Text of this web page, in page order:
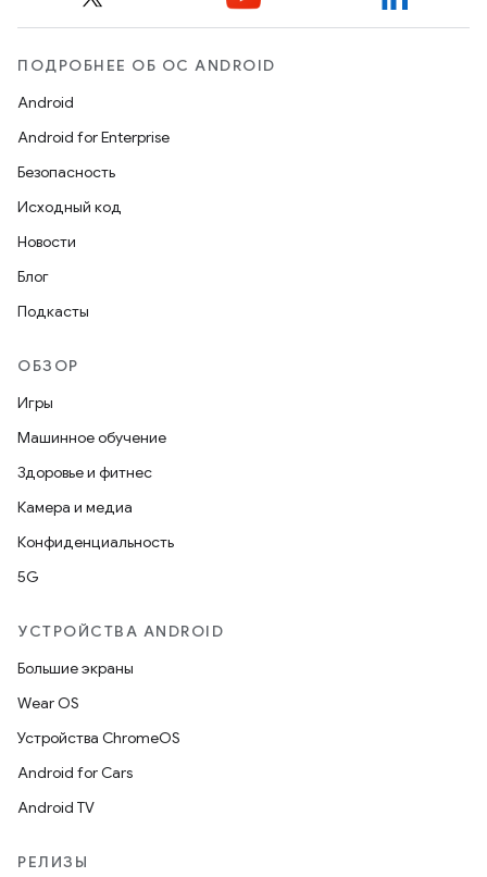
ПОДРОБНЕЕ ОБ ОС ANDROID
Android
Android for Enterprise
Безопасность
Исходный код
Новости
Блог
Подкасты
ОБЗОР
Игры
Машинное обучение
Здоровье и фитнес
Камера и медиа
Конфиденциальность
5G
УСТРОЙСТВА ANDROID
Большие экраны
Wear OS
Устройства ChromeOS
Android for Cars
Android TV
РЕЛИЗЫ